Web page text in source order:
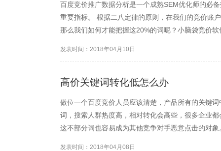
百度竞价推广数据分析是一个成熟SEM优化师的必
重要指标。 根据二八定律的原则，在我们的竞价账
那么我们如何才能把握这20%的词呢？小脑袋竞价
发表时间：2018年04月10日
高价关键词转化低怎么办
做位一个百度竞价人员应该清楚，产品所有的关键
词，搜索人群热度高，相对转化会高些，很多企业
这不部分词也容易成为其他竞争对手恶意点击的对
发表时间：2018年04月08日